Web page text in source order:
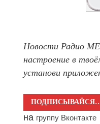
Новости Радио
настроение в
установи
на группу Вконтакте